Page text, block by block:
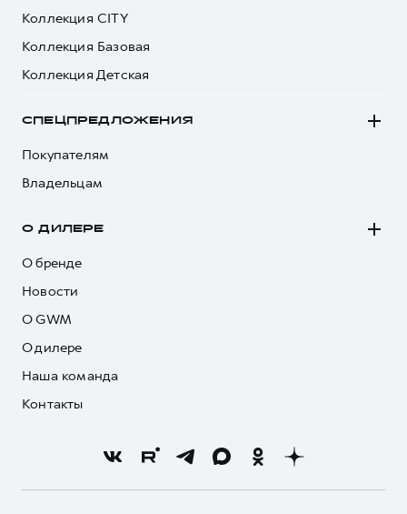
Коллекция CITY
Коллекция Базовая
Коллекция Детская
СПЕЦПРЕДЛОЖЕНИЯ
Покупателям
Владельцам
О ДИЛЕРЕ
О бренде
Новости
О GWM
О дилере
Наша команда
Контакты